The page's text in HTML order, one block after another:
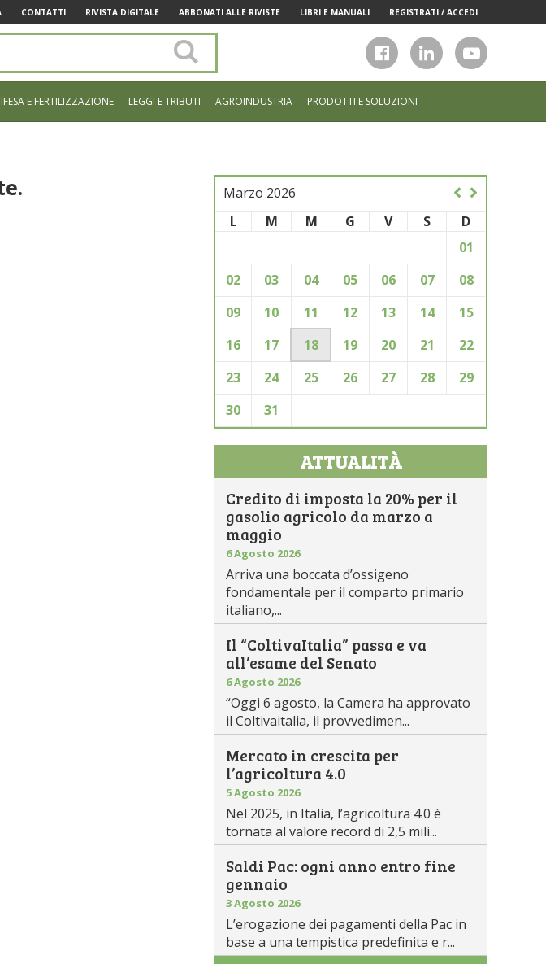
CONTATTI RIVISTA DIGITALE ABBONATI ALLE RIVISTE LIBRI E MANUALI REGISTRATI / ACCEDI
sito
E FERTILIZZAZIONE LEGGI E TRIBUTI AGROINDUSTRIA PRODOTTI E SOLUZIONI
Marzo 2026
L
M M G V S
D
01
02
03 04 05 06 07
08
09
10 11 12 13 14
15
16
17 18 19 20 21
22
23
24 25 26 27 28
29
30
31
ATTUALITÀ
Credito di imposta la 20% per il
gasolio agricolo da marzo a
maggio
6 Agosto 2026
Arriva una boccata d’ossigeno
fondamentale per il comparto primario
italiano,...
Il “ColtivaItalia” passa e va
all’esame del Senato
6 Agosto 2026
“Oggi 6 agosto, la Camera ha approvato
il Coltivaitalia, il provvedimen...
Mercato in crescita per
l’agricoltura 4.0
5 Agosto 2026
Nel 2025, in Italia, l’agricoltura 4.0 è
tornata al valore record di 2,5 mili...
Saldi Pac: ogni anno entro fine
gennaio
3 Agosto 2026
L’erogazione dei pagamenti della Pac in
base a una tempistica predefinita e r...